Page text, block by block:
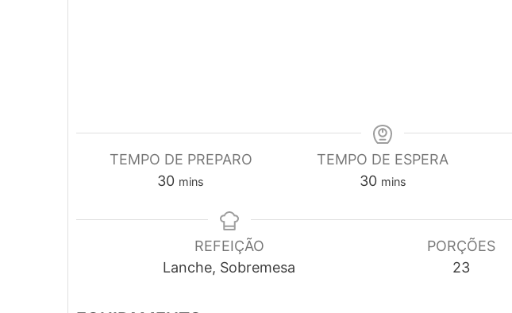
TEMPO DE PREPARO
30minutes
mins
TEMPO DE ESPERA
30minutes
mins
REFEIÇÃO
Lanche, Sobremesa
PORÇÕES
23